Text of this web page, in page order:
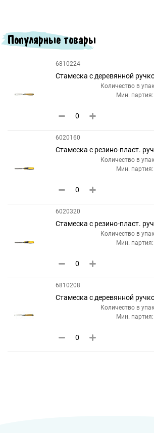
Популярные товары
6810224
Стамеска с деревянной
Количество в
Мин. партия:
6020160
Стамеска с резино-пласт.
Количество в
Мин. партия:
6020320
Стамеска с резино-пласт.
Количество в
Мин. партия:
6810208
Стамеска с деревянной
Количество в
Мин. партия: